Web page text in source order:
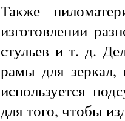
Также
изготовлении
стульев и т. д.
рамы для зеркал,
используется
для того, чтобы